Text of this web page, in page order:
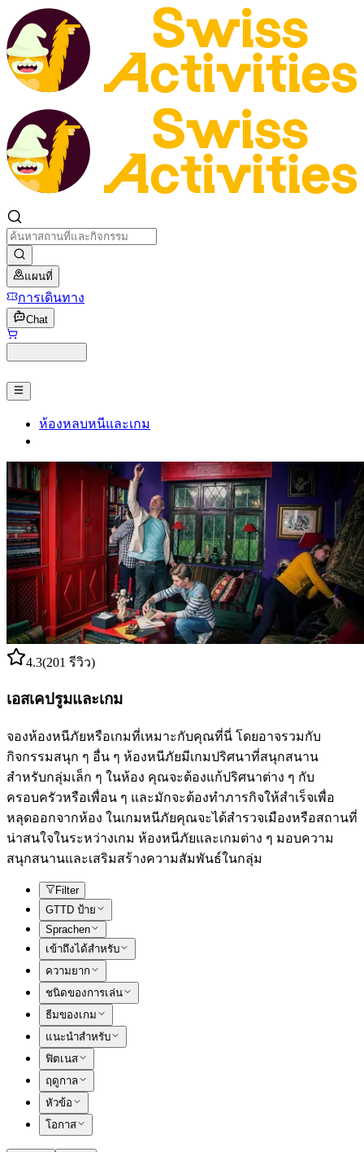
แผนที่
การเดินทาง
Chat
ห้องหลบหนีและเกม
4.3(201 รีวิว)
เอสเคปรูมและเกม
จองห้องหนีภัยหรือเกมที่เหมาะกับคุณที่นี่ โดยอาจรวมกับ
กิจกรรมสนุก ๆ อื่น ๆ ห้องหนีภัยมีเกมปริศนาที่สนุกสนาน
สำหรับกลุ่มเล็ก ๆ ในห้อง คุณจะต้องแก้ปริศนาต่าง ๆ กับ
ครอบครัวหรือเพื่อน ๆ และมักจะต้องทำภารกิจให้สำเร็จเพื่อ
หลุดออกจากห้อง ในเกมหนีภัยคุณจะได้สำรวจเมืองหรือสถานที่
น่าสนใจในระหว่างเกม ห้องหนีภัยและเกมต่าง ๆ มอบความ
สนุกสนานและเสริมสร้างความสัมพันธ์ในกลุ่ม
Filter
GTTD ป้าย
Sprachen
เข้าถึงได้สำหรับ
ความยาก
ชนิดของการเล่น
ธีมของเกม
แนะนำสำหรับ
ฟิตเนส
ฤดูกาล
หัวข้อ
โอกาส